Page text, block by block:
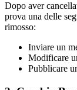
Dopo aver
prova una delle
rimosso:
Inviare un
Modificare
Pubblicare